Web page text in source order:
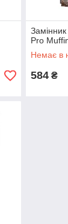
Pro
Немає в
584 ₴